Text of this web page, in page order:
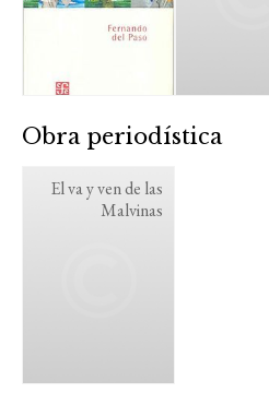
Obra periodística
El va y ven de las
Malvinas